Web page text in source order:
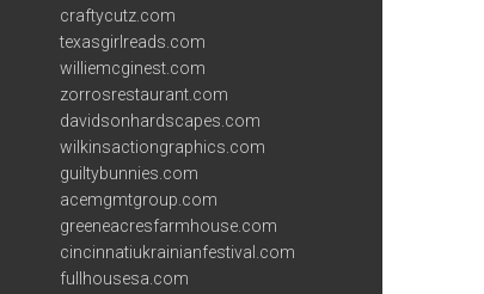
craftycutz.com
texasgirlreads.com
williemcginest.com
zorrosrestaurant.com
davidsonhardscapes.com
wilkinsactiongraphics.com
guiltybunnies.com
acemgmtgroup.com
greeneacresfarmhouse.com
cincinnatiukrainianfestival.com
fullhousesa.com